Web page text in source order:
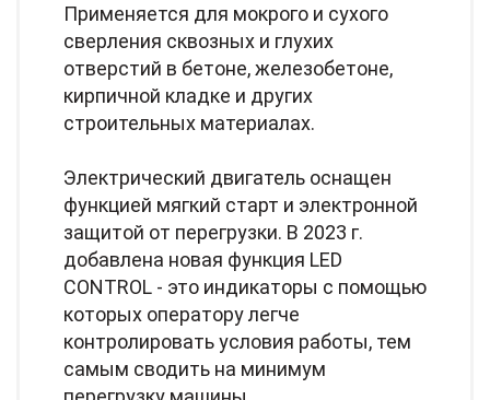
Применяется для мокрого и сухого
сверления сквозных и глухих
отверстий в бетоне, железобетоне,
кирпичной кладке и других
строительных материалах.
Электрический двигатель оснащен
функцией мягкий старт и электронной
защитой от перегрузки. В 2023 г.
добавлена новая функция LED
CONTROL - это индикаторы с помощью
которых оператору легче
контролировать условия работы, тем
самым сводить на минимум